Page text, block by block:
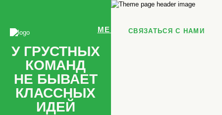
МЕНЮ
О НАС
КРЕАТИВНОСТЬ
ПРОДАЖИ
СЕРВИС
ЛИЧНАЯ ЭФФЕКТИВНОСТЬ
УПРАВЛЕНИЕ
СВЯЗАТЬСЯ С НАМИ
У ГРУСТНЫХ
КОМАНД
НЕ БЫВАЕТ
КЛАССНЫХ
ИДЕЙ